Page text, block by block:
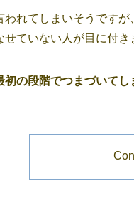
われてしまいそうです
ていない人が目に付き
初の段階でつまづいてし